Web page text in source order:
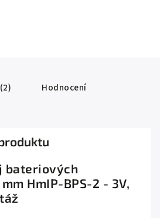
Hodnocení
bateriových
HmIP-BPS-2 - 3V,